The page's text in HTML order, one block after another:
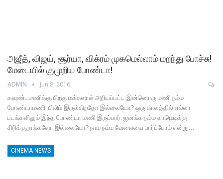
அஜீத், விஜய், சூர்யா, விக்ரம் முகமெல்லாம் மறந்து போச்சு!
மேடையில் குமுறிய போண்டா!
ADMIN Jun 8, 2016
கவுண்டமணிக்கு பிறகு மக்களால் அறியப்பட்ட இன்னொரு மணி நம்ம
போண்டாமணி! பிலிம் இருக்கிறதோ இல்லையோ? ஒரு காலத்தில் எல்லா
படங்களிலும் இந்த போண்டா மணி இருப்பார். ஜனங்க நம்ம காமெடிக்கு
சிரிக்குறாங்களோ இல்லையோ? நாம நம்ம வேலையை பார்ப்போம் என்று…
CINEMA NEWS